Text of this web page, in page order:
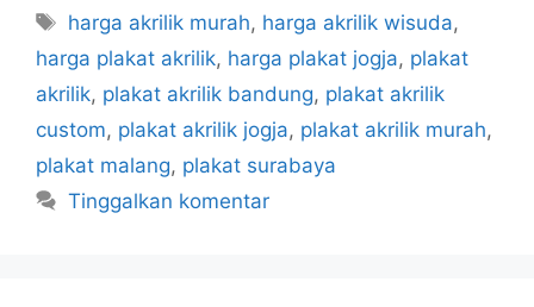
Tag
harga akrilik murah, harga akrilik wisuda,
harga plakat akrilik, harga plakat jogja, plakat
akrilik, plakat akrilik bandung, plakat akrilik
custom, plakat akrilik jogja, plakat akrilik murah,
plakat malang, plakat surabaya
Tinggalkan komentar